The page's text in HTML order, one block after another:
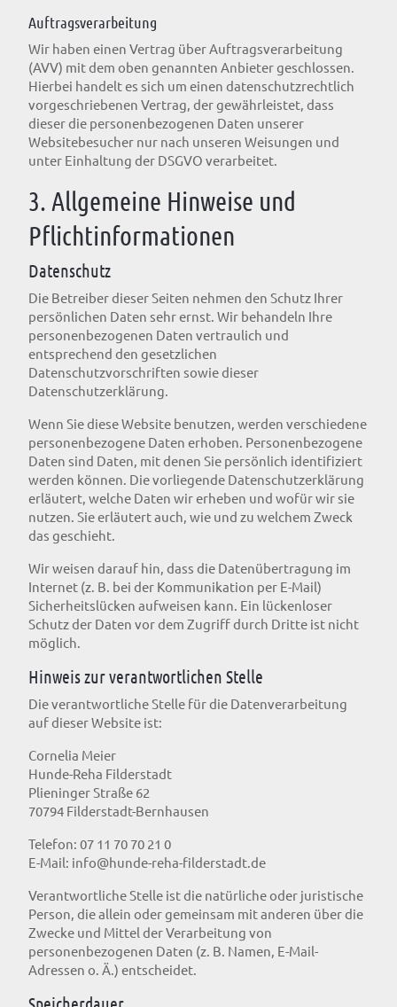
Auftragsverarbeitung
Wir haben einen Vertrag über Auftragsverarbeitung
(AVV) mit dem oben genannten Anbieter geschlossen.
Hierbei handelt es sich um einen datenschutzrechtlich
vorgeschriebenen Vertrag, der gewährleistet, dass
dieser die personenbezogenen Daten unserer
Websitebesucher nur nach unseren Weisungen und
unter Einhaltung der DSGVO verarbeitet.
3. Allgemeine Hinweise und
Pflicht­informationen
Datenschutz
Die Betreiber dieser Seiten nehmen den Schutz Ihrer
persönlichen Daten sehr ernst. Wir behandeln Ihre
personenbezogenen Daten vertraulich und
entsprechend den gesetzlichen
Datenschutzvorschriften sowie dieser
Datenschutzerklärung.
Wenn Sie diese Website benutzen, werden verschiedene
personenbezogene Daten erhoben. Personenbezogene
Daten sind Daten, mit denen Sie persönlich identifiziert
werden können. Die vorliegende Datenschutzerklärung
erläutert, welche Daten wir erheben und wofür wir sie
nutzen. Sie erläutert auch, wie und zu welchem Zweck
das geschieht.
Wir weisen darauf hin, dass die Datenübertragung im
Internet (z. B. bei der Kommunikation per E-Mail)
Sicherheitslücken aufweisen kann. Ein lückenloser
Schutz der Daten vor dem Zugriff durch Dritte ist nicht
möglich.
Hinweis zur verantwortlichen Stelle
Die verantwortliche Stelle für die Datenverarbeitung
auf dieser Website ist:
Cornelia Meier
Hunde-Reha Filderstadt
Plieninger Straße 62
70794 Filderstadt-Bernhausen
Telefon: 07 11 70 70 21 0
E-Mail: info@hunde-reha-filderstadt.de
Verantwortliche Stelle ist die natürliche oder juristische
Person, die allein oder gemeinsam mit anderen über die
Zwecke und Mittel der Verarbeitung von
personenbezogenen Daten (z. B. Namen, E-Mail-
Adressen o. Ä.) entscheidet.